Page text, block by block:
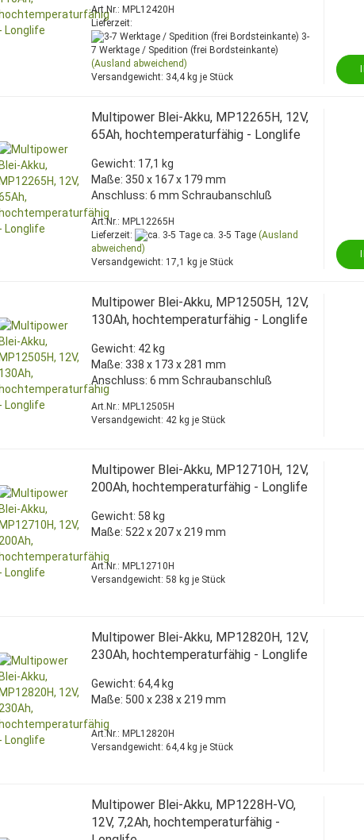
Art.Nr.: MPL12420H
Lieferzeit:
3-
7 Werktage / Spedition (frei Bordsteinkante)
(Ausland abweichend)
Versandgewicht: 34,4kg je Stück
Multipower Blei-Akku, MP12265H, 12V,
65Ah, hochtemperaturfähig - Longlife
Gewicht: 17,1 kg
Maße: 350 x 167 x 179 mm
Anschluss: 6 mm Schraubanschluß
Art.Nr.: MPL12265H
Lieferzeit:
ca. 3-5 Tage (Ausland
abweichend)
Versandgewicht: 17,1 kg je Stück
Multipower Blei-Akku, MP12505H, 12V,
130Ah, hochtemperaturfähig - Longlife
Gewicht: 42 kg
Maße: 338 x 173 x 281 mm
Anschluss: 6 mm Schraubanschluß
Art.Nr.: MPL12505H
Versandgewicht: 42 kg je Stück
Multipower Blei-Akku, MP12710H, 12V,
200Ah, hochtemperaturfähig - Longlife
Gewicht: 58 kg
Maße: 522 x 207 x 219 mm
Art.Nr.: MPL12710H
Versandgewicht:58 kg je Stück
Multipower Blei-Akku, MP12820H, 12V,
230Ah, hochtemperaturfähig - Longlife
Gewicht: 64,4 kg
Maße: 500 x 238 x 219 mm
Art.Nr.: MPL12820H
Versandgewicht:64,4kg je Stück
Multipower Blei-Akku, MP1228H-VO,
12V, 7,2Ah, hochtemperaturfähig -